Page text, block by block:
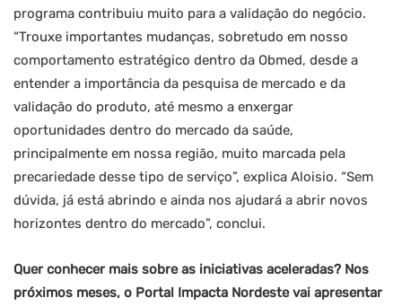
programa contribuiu muito para a validação do negócio.
“Trouxe importantes mudanças, sobretudo em nosso
comportamento estratégico dentro da Obmed, desde a
entender a importância da pesquisa de mercado e da
validação do produto, até mesmo a enxergar
oportunidades dentro do mercado da saúde,
principalmente em nossa região, muito marcada pela
precariedade desse tipo de serviço”, explica Aloisio. “Sem
dúvida, já está abrindo e ainda nos ajudará a abrir novos
horizontes dentro do mercado”, conclui.
Quer conhecer mais sobre as iniciativas aceleradas? Nos
próximos meses, o Portal Impacta Nordeste vai apresentar